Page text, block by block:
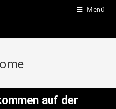
Menü
auf der